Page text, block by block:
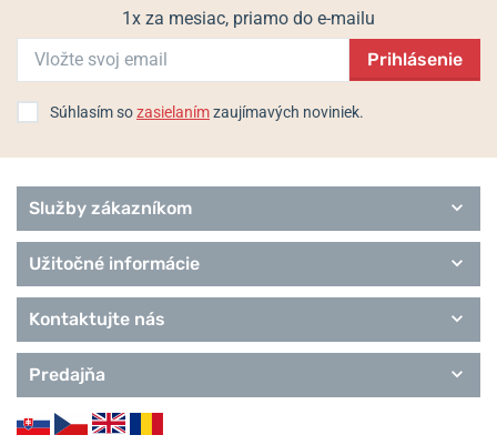
Populárne modelové rady Tissot
Touch Collection
T-Sport
Heritage
T-Lady
T-Pocket
Remienky Tissot
1x za mesiac, priamo do e-mailu
Prihlásenie
Súhlasím sozasielanímzaujímavých noviniek.
Služby zákazníkom
Užitočné informácie
Kontaktujte nás
Predajňa